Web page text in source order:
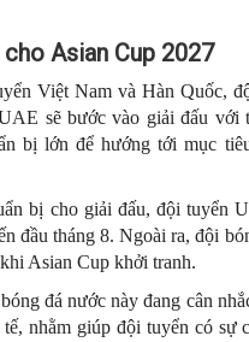
Asian Cup 2027
Việt Nam và Hàn Quốc,
sẽ bước vào giải đấu với
bị lớn để hướng tới mục
bị cho giải đấu, đội tuyển
đầu tháng 8. Ngoài ra, đội
Asian Cup khởi tranh.
đá nước này đang cân
nhằm giúp đội tuyển có sự